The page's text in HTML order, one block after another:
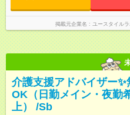
掲載元企業名 ユースタイル
介護支援アドバイザー
OK（日勤メイン・夜勤
上） /Sb